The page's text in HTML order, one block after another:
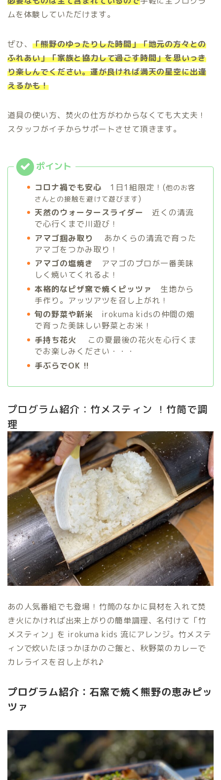
ムを体験していただけます。
ぜひ、 「熊野のゆったりした時間」「地元の方々との
ふれあい」「家族と協力して過ごす時間」を思いっき
り楽しんでください。運が良ければ満天の星空に出逢
えるかも！
道具の使い方、焚火の仕方がわからなくても大丈夫！
スタッフがイチからサポートさせて頂きます。
コロナ禍でも安心 1日1組限定！(他のお客
さんとの接触を避けて遊びます)
天然のウォータースライダー 近くの清流
で心行くまで川遊び！
アマゴ掴み取り
あかくらの清流で育った
アマゴをつかみ取り！
アマゴの塩焼き
アマゴのプロが一番美味
しく焼いてくれるよ！
本格的なピザ窯で焼くピッツァ 生地から
手作り。アッツアツを召し上がれ！
旬の野菜や新米 irokuma kidsの仲間の畑
で育った美味しい野菜とお米！
手持ち花火 この夏最後の花火を心行くま
でお楽しみください・・・
手ぶらでOK !!
プログラム紹介：竹メスティン ！竹筒で調
理
あの人気番組でも登場！竹筒のなかに具材を入れて焚
き火にかければ出来上がりの簡単調理、名付けて「竹
メスティン」を irokuma kids 流にアレンジ。竹メステ
ィンで炊いたほっかほかのご飯と、秋野菜のカレーで
カレライスを召し上がれ♪
プログラム紹介：石窯で焼く熊野の恵みピッ
ツァ